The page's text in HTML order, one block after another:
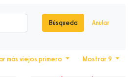
Búsqueda Anular
Mostrar 9
más viejos primero